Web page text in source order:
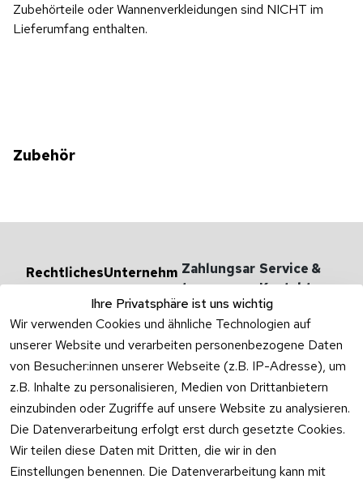
Zubehörteile oder Wannenverkleidungen sind NICHT im
Lieferumfang enthalten.
Zubehör
Ihre Privatsphäre ist uns wichtig
Wir verwenden Cookies und ähnliche Technologien auf
unserer Website und verarbeiten personenbezogene Daten
von Besucher:innen unserer Webseite (z.B. IP-Adresse), um
z.B. Inhalte zu personalisieren, Medien von Drittanbietern
einzubinden oder Zugriffe auf unsere Website zu analysieren.
Die Datenverarbeitung erfolgt erst durch gesetzte Cookies.
Wir teilen diese Daten mit Dritten, die wir in den
Einstellungen benennen. Die Datenverarbeitung kann mit
Rechtliches
Impressum
Datenschutzer
klärung
Widerrufsrecht
Vertrag
widerrufen
Unternehm
en
Versandarten
& -kosten
Ab- und
Überlaufgarnit
uren
Zahlungsar
ten
Versandpar
tner
Service &
Kontakt
Haben
Rufen Sie
oder
Sie per